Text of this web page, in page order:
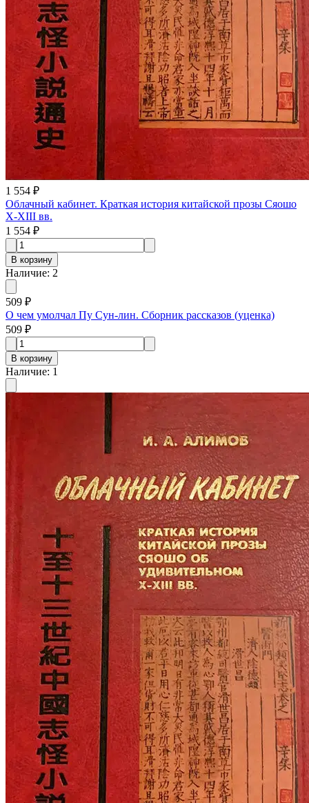
1 554 ₽
Облачный кабинет. Краткая история китайской прозы Сяошо
X-XIII вв.
1 554 ₽
В корзину
Наличие: 2
509 ₽
О чем умолчал Пу Сун-лин. Сборник рассказов (уценка)
509 ₽
В корзину
Наличие: 1